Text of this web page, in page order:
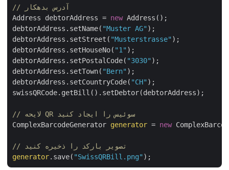
// آدرس بدهکار
Address debtorAddress = new Address();
debtorAddress.setName("Muster AG" );
debtorAddress.setStreet("Musterstrasse" );
debtorAddress.setHouseNo("1" );
debtorAddress.setPostalCode("3030" );
debtorAddress.setTown("Bern" );
debtorAddress.setCountryCode("CH" );
swissQRCode.getBill().setDebtor(debtorAddress);
// لایحه QR سوئیس را ایجاد کنید
ComplexBarcodeGenerator generator = new
// تصویر بارکد را ذخیره کنید
generator.save("SwissQRBill.png"